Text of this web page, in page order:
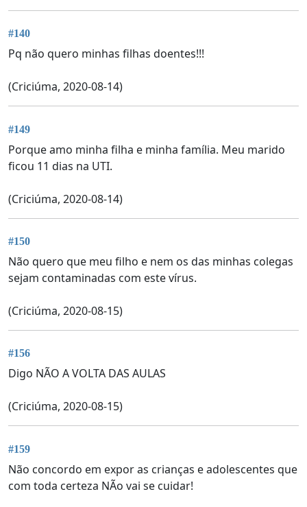
#140
Pq não quero minhas filhas doentes!!!
(Criciúma, 2020-08-14)
#149
Porque amo minha filha e minha família. Meu marido
ficou 11 dias na UTI.
(Criciúma, 2020-08-14)
#150
Não quero que meu filho e nem os das minhas colegas
sejam contaminadas com este vírus.
(Criciúma, 2020-08-15)
#156
Digo NÃO A VOLTA DAS AULAS
(Criciúma, 2020-08-15)
#159
Não concordo em expor as crianças e adolescentes que
com toda certeza NÃo vai se cuidar!